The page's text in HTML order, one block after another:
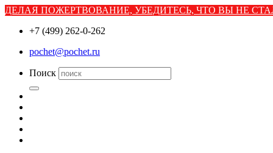
ДЕЛАЯ ПОЖЕРТВОВАНИЕ, УБЕДИТЕСЬ, ЧТО ВЫ НЕ
+7 (499) 262-0-262
pochet@pochet.ru
Поиск